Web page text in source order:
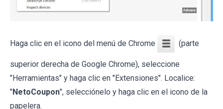
Haga clic en el icono del menú de Chrome (parte
superior derecha de Google Chrome), seleccione
"Herramientas" y haga clic en "Extensiones". Localice:
"NetoCoupon", selecciónelo y haga clic en el icono de la
papelera.